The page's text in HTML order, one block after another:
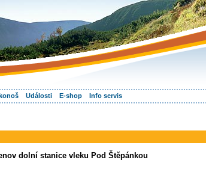
Události E-shop Info servis
dolní stanice vleku Pod Štěpánkou